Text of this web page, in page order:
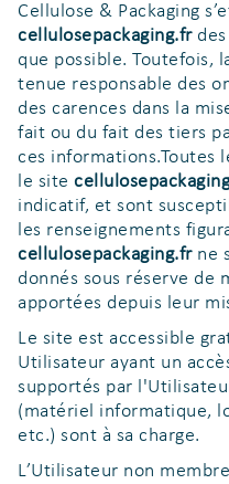
Cellulose & Packaging
cellulosepackaging.frdes
que possible. Toutefois,
tenue responsable des
des carences dans la
fait ou du fait des tiers
ces informations.Toutes
le site
indicatif, et sont
les renseignements
cellulosepackaging.frne
donnés sous réserve de
apportées depuis leur
Le site est accessible
Utilisateur ayant un
supportés par
(matériel informatique,
etc.) sont à sa charge.
L’Utilisateur non